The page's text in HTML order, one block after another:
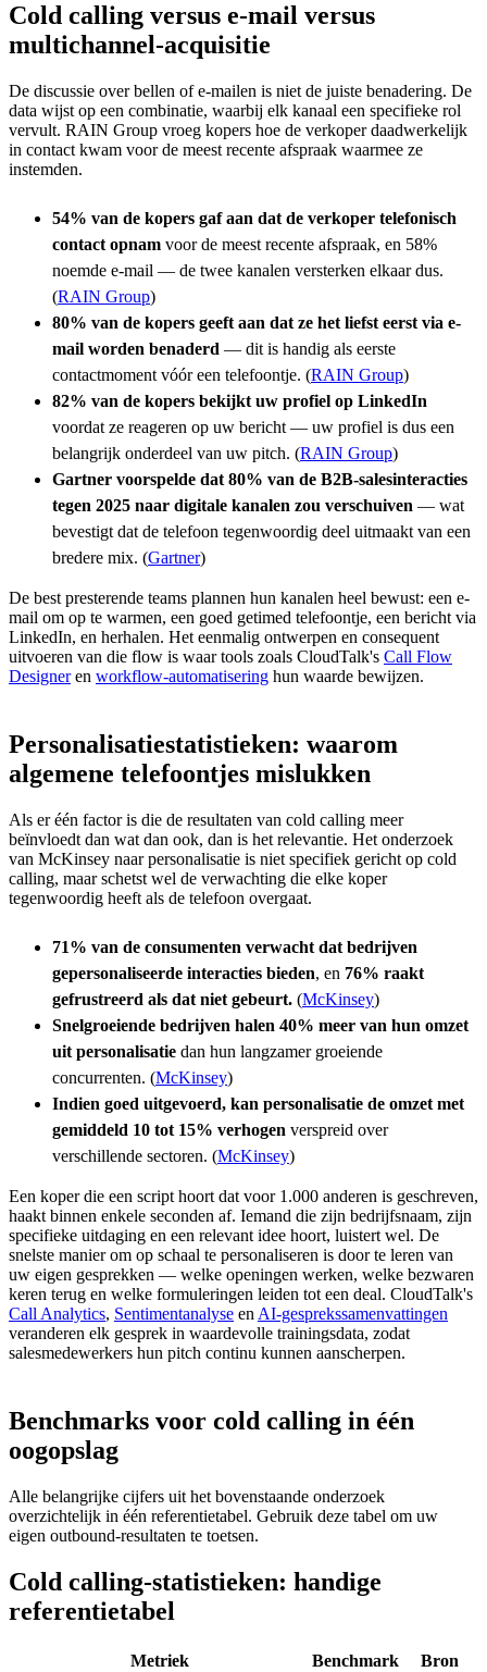
Cold calling versus e-mail versus
multichannel-acquisitie
De discussie over bellen of e-mailen is niet de juiste benadering. De
data wijst op een combinatie, waarbij elk kanaal een specifieke rol
vervult. RAIN Group vroeg kopers hoe de verkoper daadwerkelijk
in contact kwam voor de meest recente afspraak waarmee ze
instemden.
54% van de kopers gaf aan dat de verkoper telefonisch
contact opnam voor de meest recente afspraak, en 58%
noemde e-mail — de twee kanalen versterken elkaar dus.
(RAIN Group)
80% van de kopers geeft aan dat ze het liefst eerst via e-
mail worden benaderd — dit is handig als eerste
contactmoment vóór een telefoontje. (RAIN Group)
82% van de kopers bekijkt uw profiel op LinkedIn
voordat ze reageren op uw bericht — uw profiel is dus een
belangrijk onderdeel van uw pitch. (RAIN Group)
Gartner voorspelde dat 80% van de B2B-salesinteracties
tegen 2025 naar digitale kanalen zou verschuiven — wat
bevestigt dat de telefoon tegenwoordig deel uitmaakt van een
bredere mix. (Gartner)
De best presterende teams plannen hun kanalen heel bewust: een e-
mail om op te warmen, een goed getimed telefoontje, een bericht via
LinkedIn, en herhalen. Het eenmalig ontwerpen en consequent
uitvoeren van die flow is waar tools zoals CloudTalk's Call Flow
Designeren workflow-automatisering hun waarde bewijzen.
Personalisatiestatistieken: waarom
algemene telefoontjes mislukken
Als er één factor is die de resultaten van cold calling meer
beïnvloedt dan wat dan ook, dan is het relevantie. Het onderzoek
van McKinsey naar personalisatie is niet specifiek gericht op cold
calling, maar schetst wel de verwachting die elke koper
tegenwoordig heeft als de telefoon overgaat.
71% van de consumenten verwacht dat bedrijven
gepersonaliseerde interacties bieden, en 76% raakt
gefrustreerd als dat niet gebeurt. (McKinsey)
Snelgroeiende bedrijven halen 40% meer van hun omzet
uit personalisatie dan hun langzamer groeiende
concurrenten. (McKinsey)
Indien goed uitgevoerd, kan personalisatie de omzet met
gemiddeld 10 tot 15% verhogen verspreid over
verschillende sectoren. (McKinsey)
Een koper die een script hoort dat voor 1.000 anderen is geschreven,
haakt binnen enkele seconden af. Iemand die zijn bedrijfsnaam, zijn
specifieke uitdaging en een relevant idee hoort, luistert wel. De
snelste manier om op schaal te personaliseren is door te leren van
uw eigen gesprekken — welke openingen werken, welke bezwaren
keren terug en welke formuleringen leiden tot een deal. CloudTalk's
Call Analytics, Sentimentanalyse en AI-gesprekssamenvattingen
veranderen elk gesprek in waardevolle trainingsdata, zodat
salesmedewerkers hun pitch continu kunnen aanscherpen.
Benchmarks voor cold calling in één
oogopslag
Alle belangrijke cijfers uit het bovenstaande onderzoek
overzichtelijk in één referentietabel. Gebruik deze tabel om uw
eigen outbound-resultaten te toetsen.
Cold calling-statistieken: handige
referentietabel
Metriek Benchmark
Bron